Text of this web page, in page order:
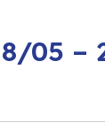
05 –